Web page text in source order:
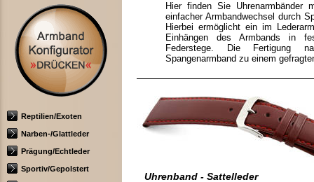
Reptilien/Exoten
Narben-/Glattleder
Prägung/Echtleder
Sportiv/Gepolstert
Hier finden Sie Uhrenarmbänder
einfacher Armbandwechsel durch
Hierbei ermöglicht ein im
Einhängen des Armbands in
Federstege. Die Fertigung
Spangenarmband zu einem
Uhrenband - Sattelleder